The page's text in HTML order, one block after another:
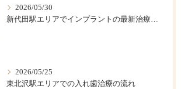
2026/05/30
2026/05/25
東北沢駅エリアでの入れ歯治療の流れ